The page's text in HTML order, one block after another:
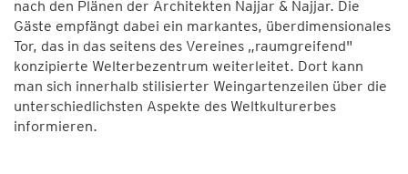
nach den Plänen der Architekten Najjar & Najjar. Die
Gäste empfängt dabei ein markantes, überdimensionales
Tor, das in das seitens des Vereines „raumgreifend"
konzipierte Welterbezentrum weiterleitet. Dort kann
man sich innerhalb stilisierter Weingartenzeilen über die
unterschiedlichsten Aspekte des Weltkulturerbes
informieren.